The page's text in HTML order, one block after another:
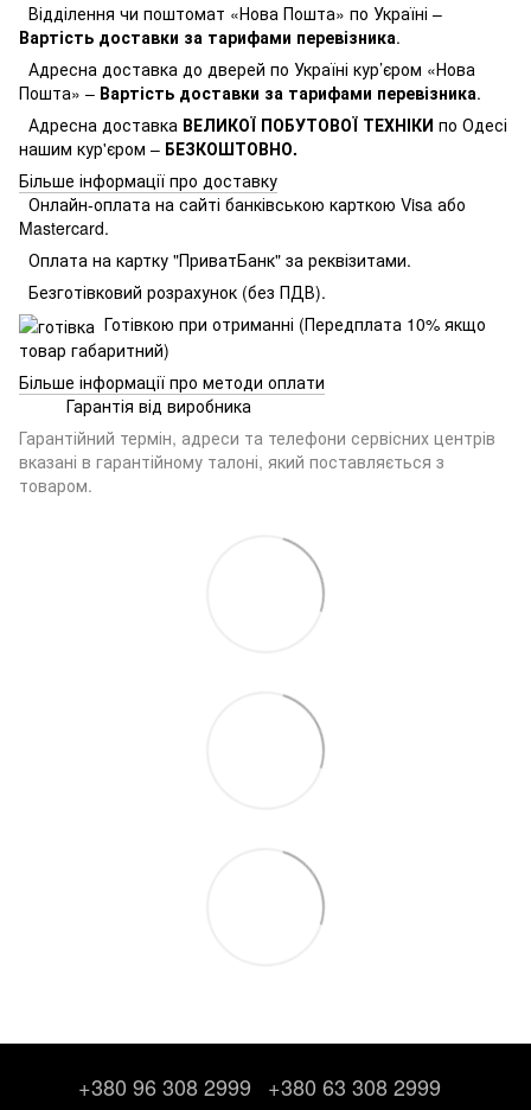
Відділення чи поштомат «Нова Пошта» по Україні –
Вартість доставки за тарифами перевізника.
Адресна доставка до дверей по Україні кур’єром «Нова
Пошта» – Вартість доставки за тарифами перевізника.
Адресна доставка ВЕЛИКОЇ ПОБУТОВОЇ ТЕХНІКИ по Одесі
нашим кур'єром – БЕЗКОШТОВНО.
Більше інформації про доставку
Онлайн-оплата на сайті банківською карткою Visa або
Mastercard.
Оплата на картку "ПриватБанк" за реквізитами.
Безготівковий розрахунок (без ПДВ).
Готівкою при отриманні (Передплата 10% якщо
товар габаритний)
Більше інформації про методи оплати
Гарантія від виробника
Гарантійний термін, адреси та телефони сервісних центрів
вказані в гарантійному талоні, який поставляється з
товаром.
+380 96 308 2999
+380 63 308 2999